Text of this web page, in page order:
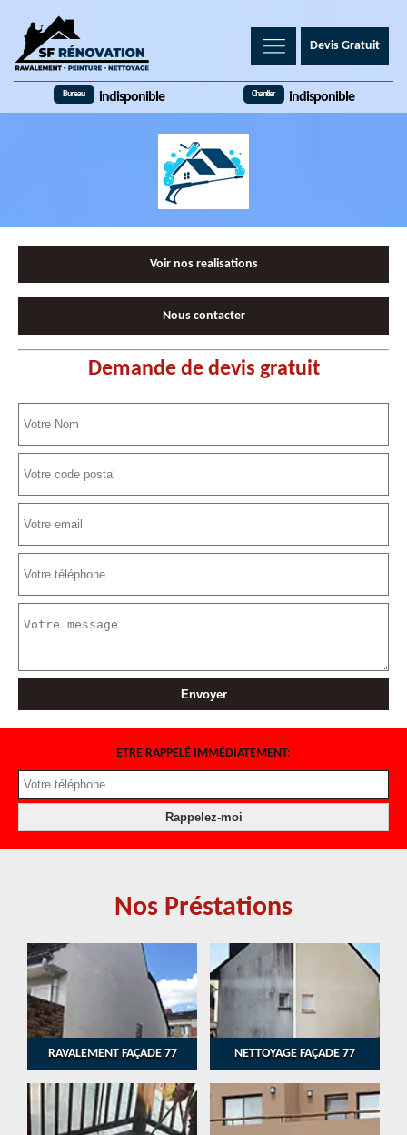
Devis Gratuit
Bureau indisponible Chantier indisponible
Voir nos realisations
Nous contacter
Demande de devis gratuit
ETRE RAPPELÉ IMMÉDIATEMENT:
Nos Préstations
RAVALEMENT FAÇADE 77 NETTOYAGE FAÇADE 77